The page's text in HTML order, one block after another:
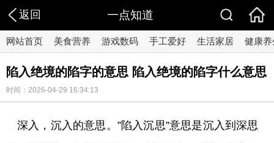
返回 一点知道
网站首页 美食营养 游戏数码 手工爱好 生活家居 健康养
陷入绝境的陷字的意思 陷入绝境的陷字什么意思
时间：2026-04-29 16:34:13
深入，沉入的意思。”陷入沉思”意思是沉入到深思